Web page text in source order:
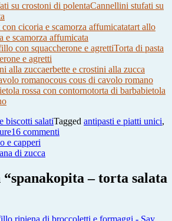
Cannellini stufati su
tart allo
e scamorza affumicata
Torta di pasta
e agretti
erbette e crostini alla zucca
cous cous di cavolo romano
torta di barbabietola
biscotti salatiTagged antipasti e piatti unici,
16 commenti
salata
greca
e capperi
di zucca
“spanakopita – torta salata
ripiena di broccoletti e formaggi - Say